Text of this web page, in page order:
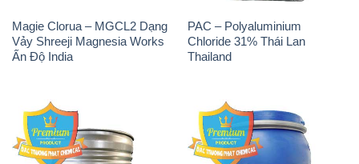
Magie Clorua – MGCL2 Dạng
Vảy Shreeji Magnesia Works
Ấn Độ India
PAC – Polyaluminium
Chloride 31% Thái Lan
Thailand